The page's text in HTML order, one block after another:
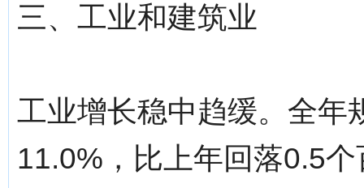
三、工业和建筑业
工业增长稳中趋缓。全年
11.0%，比上年回落0.5